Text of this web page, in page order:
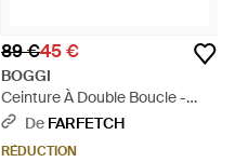
89 €45 €
BOGGI
Ceinture À Double Boucle -
BleuDe FARFETCH
RÉDUCTION